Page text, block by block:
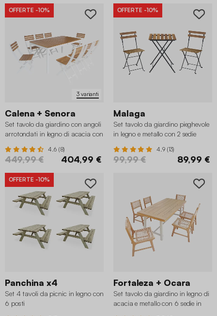
3 varianti
OFFERTE -10%
Calena + Senora
Set tavolo da giardino con angoli
arrotondati in legno di acacia con
4.6 (8)
449,99 € 404,99 €
OFFERTE -10%
Malaga
Set tavolo da giardino pieghevole
in legno e metallo con 2 sedie
4.9 (13)
99,99 € 89,99 €
OFFERTE -10%
Panchina x4
Set 4 tavoli da picnic in legno con
6 posti
Fortaleza + Ocara
Set tavolo da giardino in legno di
acacia e metallo con 6 sedie in